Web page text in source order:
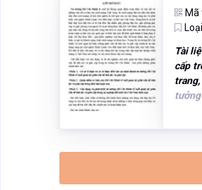
Mã
Tài
cấp